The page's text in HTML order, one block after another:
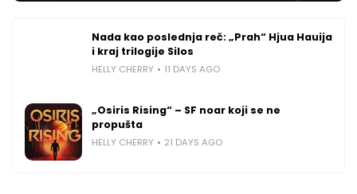
Nada kao poslednja reč: „Prah“ Hjua Hauija
i kraj trilogije Silos
HELLY CHERRY 11 DAYS AGO
„Osiris Rising“ – SF noar koji se ne
propušta
HELLY CHERRY 21 DAYS AGO